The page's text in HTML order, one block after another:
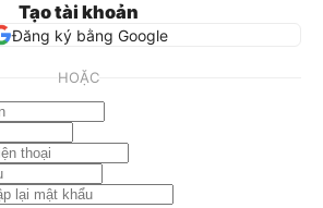
Tạo tài khoản
Đăng ký bằng Google
HOẶC